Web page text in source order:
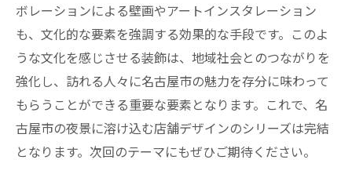
ボレーションによる壁画やアートインスタレーション
も、文化的な要素を強調する効果的な手段です。このよ
うな文化を感じさせる装飾は、地域社会とのつながりを
強化し、訪れる人々に名古屋市の魅力を存分に味わって
もらうことができる重要な要素となります。これで、名
古屋市の夜景に溶け込む店舗デザインのシリーズは完結
となります。次回のテーマにもぜひご期待ください。